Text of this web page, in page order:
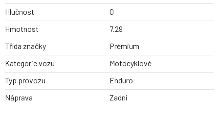
Hlučnost
0
Hmotnost
7.29
Třída značky
Prémium
Kategorie vozu
Motocyklové
Typ provozu
Enduro
Náprava
Zadní